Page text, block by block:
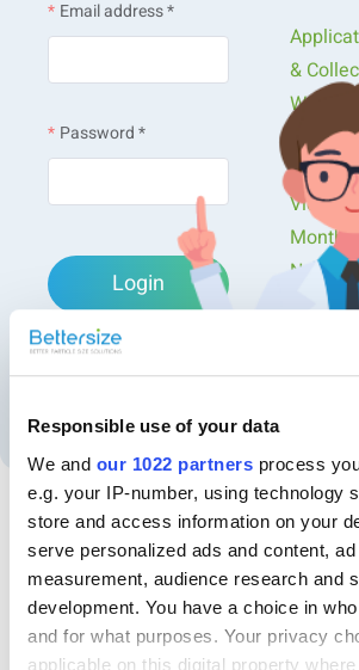
Responsible use of your data
We and our 1022 partners process
e.g. your IP-number, using technology
store and access information on your
serve personalized ads and content,
measurement, audience research and
development. You have a choice in
and for what purposes. Your privacy
applicable on this digital property
Email address *
Password *
Login
Forgot password?
Create an account
&
Videos
Monthly
Recommended articles
Jenseits der Dichte:
an offenen und geschlossenen